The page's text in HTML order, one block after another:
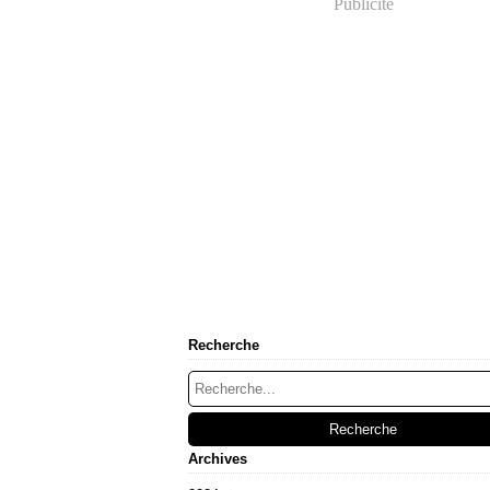
Publicité
Recherche
Archives